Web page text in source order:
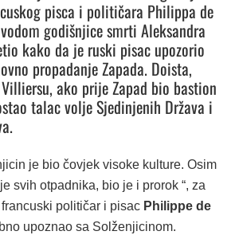
pisca i političara Philippa de
godišnjice smrti Aleksandra
kako da je ruski pisac upozorio
propadanje Zapada. Doista,
ako prije Zapad bio bastion
talac volje Sjedinjenih Država i
je bio čovjek visoke kulture. Osim
svih otpadnika, bio je i prorok “, za
političar i pisac Philippe de
upoznao sa Solženjicinom.